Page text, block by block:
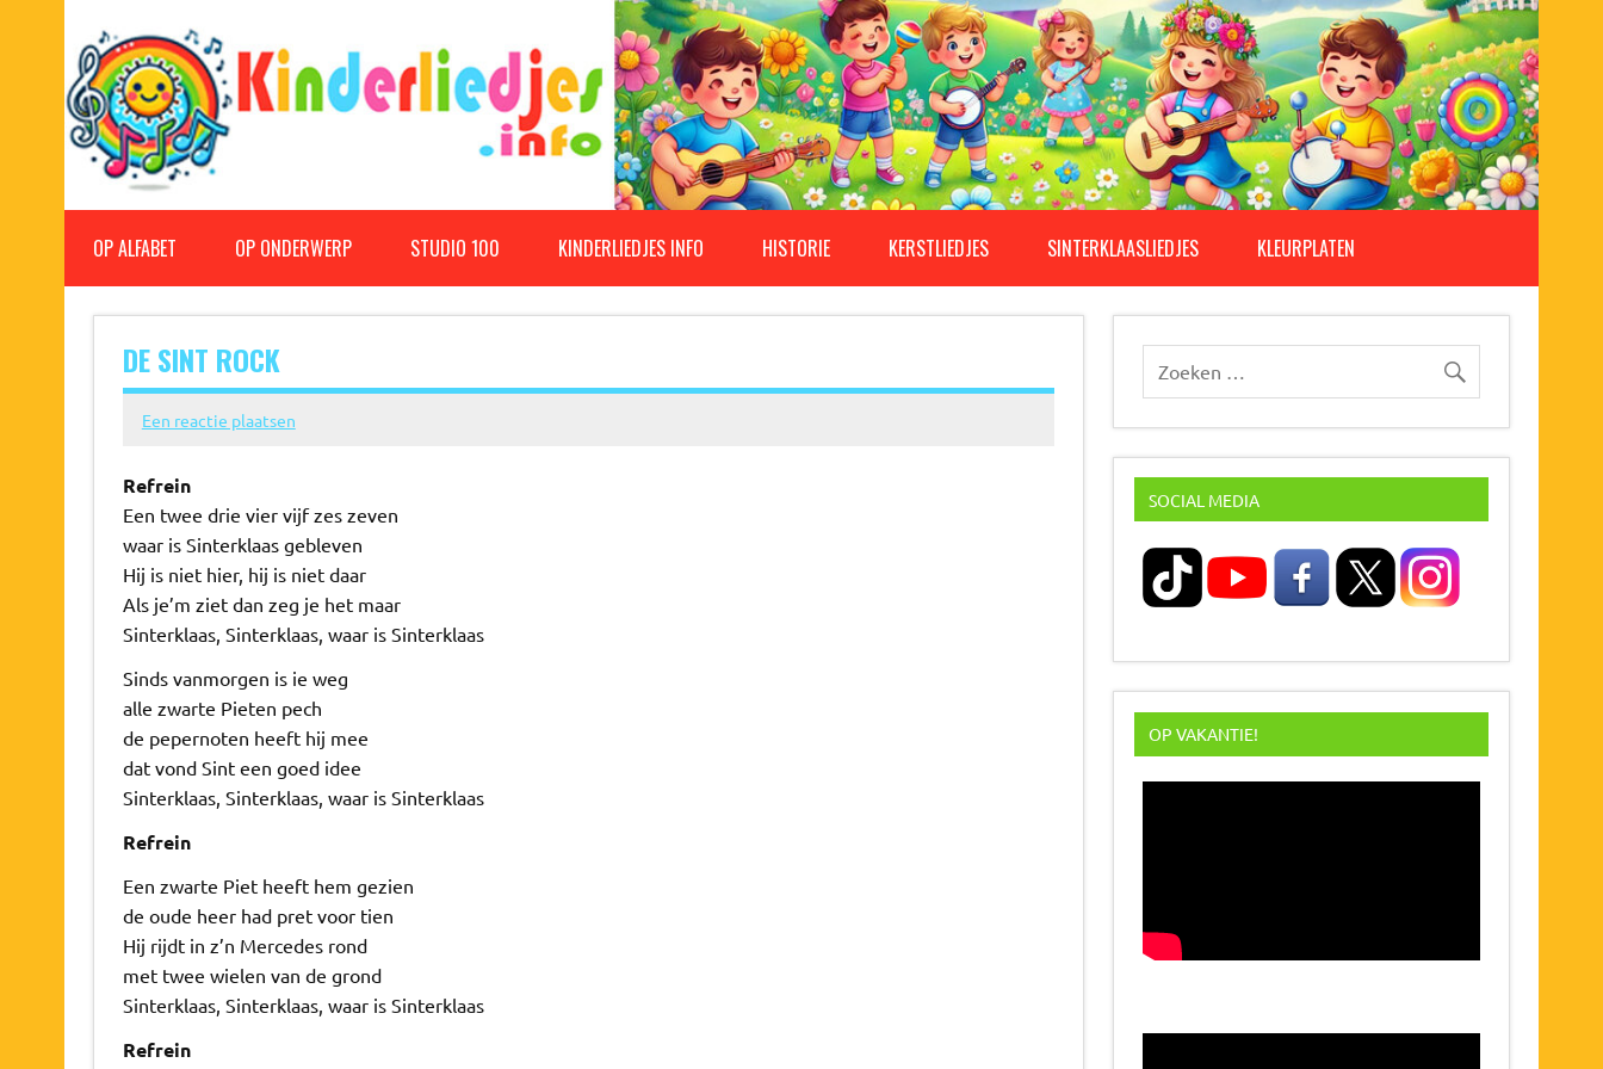
Kinderliedjes
OP ALFABET OP ONDERWERP STUDIO 100 KINDERLIEDJES INFO HISTORIE KERSTLIEDJES SINTERKLAASLIEDJES KLEURPLATEN
DE SINT ROCK
Een reactie plaatsen
Refrein
Een twee drie vier vijf zes zeven
waar is Sinterklaas gebleven
Hij is niet hier, hij is niet daar
Als je’m ziet dan zeg je het maar
Sinterklaas, Sinterklaas, waar is Sinterklaas
Sinds vanmorgen is ie weg
alle zwarte Pieten pech
de pepernoten heeft hij mee
dat vond Sint een goed idee
Sinterklaas, Sinterklaas, waar is Sinterklaas
Refrein
Een zwarte Piet heeft hem gezien
de oude heer had pret voor tien
Hij rijdt in z’n Mercedes rond
met twee wielen van de grond
Sinterklaas, Sinterklaas, waar is Sinterklaas
Refrein
SOCIAL MEDIA
OP VAKANTIE!